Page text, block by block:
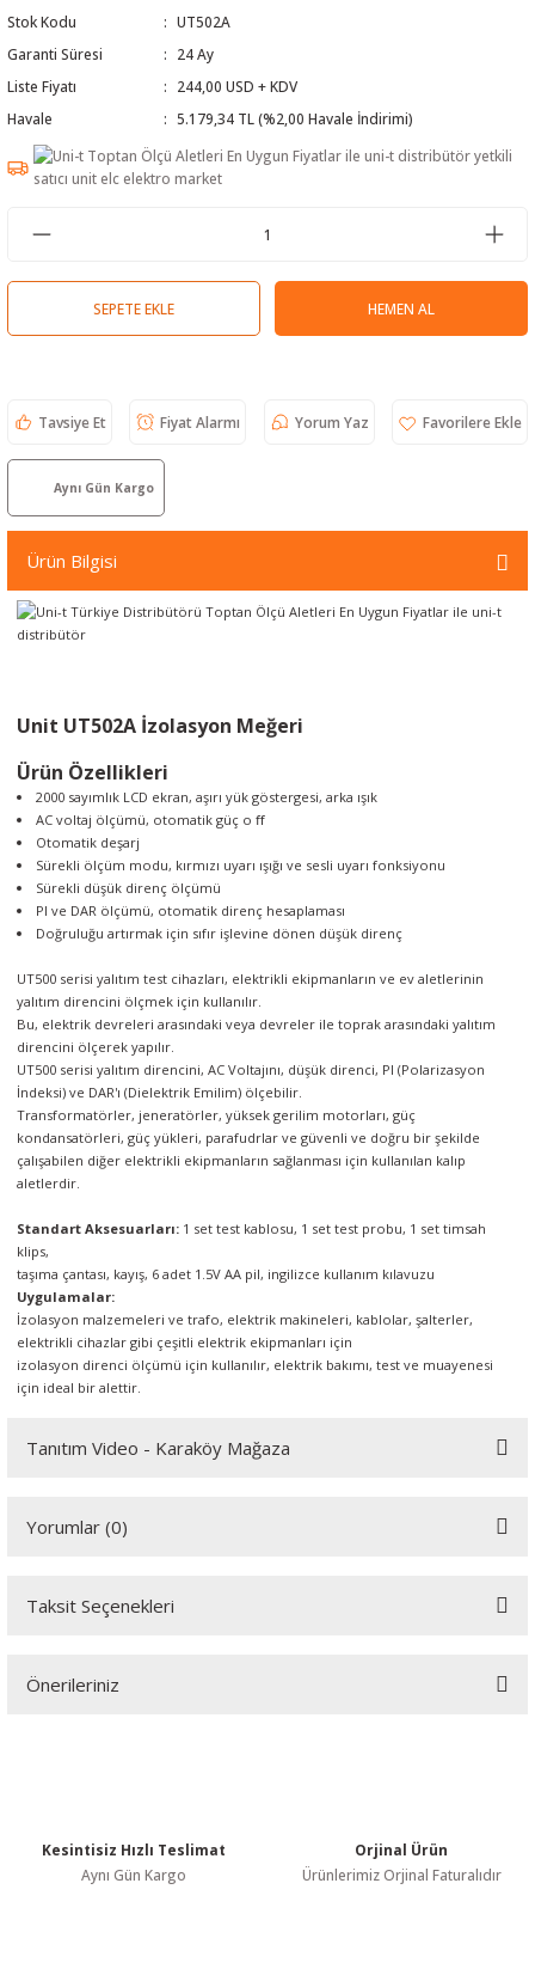
Cihazı
ve Kablo Bulucular
Cihazları
Stok Kodu
UT502A
Garanti Süresi
24 Ay
Liste Fiyatı
244,00 USD + KDV
Havale
5.179,34 TL (%2,00 Havale İndirimi)
SEPETE EKLE HEMEN AL
Tavsiye Et Fiyat Alarmı Yorum Yaz
Aynı Gün Kargo
Ürün Bilgisi
Unit UT502A İzolasyon Meğeri
Ürün Özellikleri
2000 sayımlık LCD ekran, aşırı yük göstergesi, arka ışık
AC voltaj ölçümü, otomatik güç o ﬀ
Otomatik deşarj
Sürekli ölçüm modu, kırmızı uyarı ışığı ve sesli uyarı fonksiyonu
Sürekli düşük direnç ölçümü
PI ve DAR ölçümü, otomatik direnç hesaplaması
Doğruluğu artırmak için sıfır işlevine dönen düşük direnç
UT500 serisi yalıtım test cihazları, elektrikli ekipmanların ve ev aletlerinin
yalıtım direncini ölçmek için kullanılır.
Bu, elektrik devreleri arasındaki veya devreler ile toprak arasındaki yalıtım
direncini ölçerek yapılır.
UT500 serisi yalıtım direncini, AC Voltajını, düşük direnci, PI (Polarizasyon
İndeksi) ve DAR'ı (Dielektrik Emilim) ölçebilir.
Transformatörler, jeneratörler, yüksek gerilim motorları, güç
kondansatörleri, güç yükleri, parafudrlar ve güvenli ve doğru bir şekilde
çalışabilen diğer elektrikli ekipmanların sağlanması için kullanılan kalıp
aletlerdir.
Standart Aksesuarları: 1 set test kablosu, 1 set test probu, 1 set timsah
klips,
taşıma çantası, kayış, 6 adet 1.5V AA pil, ingilizce kullanım kılavuzu
Uygulamalar:
İzolasyon malzemeleri ve trafo, elektrik makineleri, kablolar, şalterler,
elektrikli cihazlar gibi çeşitli elektrik ekipmanları için
izolasyon direnci ölçümü için kullanılır, elektrik bakımı, test ve muayenesi
için ideal bir alettir.
Tanıtım Video - Karaköy Mağaza
Yorumlar (0)
Bu ürüne ilk yorumu siz yapın!
Taksit Seçenekleri
Önerileriniz
Ürün resmi kalitesiz, bozuk veya görüntülenemiyor.
Kesintisiz Hızlı Teslimat
Aynı Gün Kargo
Orjinal Ürün
Ürünlerimiz Orjinal Faturalıdır